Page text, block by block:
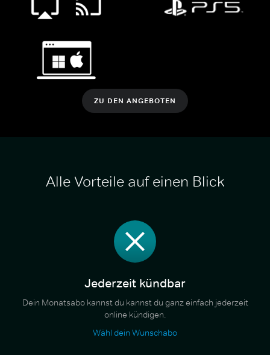
ZU DEN ANGEBOTEN
Alle Vorteile auf einen Blick
Jederzeit kündbar
Dein Monatsabo kannst du kannst du ganz einfach jederzeit
online kündigen.
Wähl dein Wunschabo